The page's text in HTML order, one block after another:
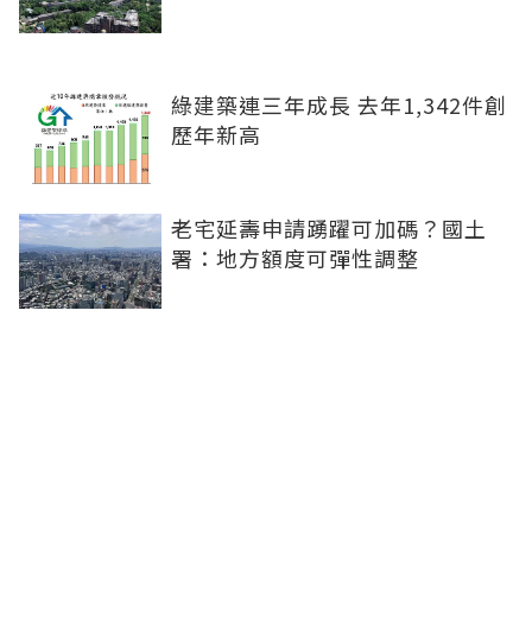
綠建築連三年成長 去年1,342件創
歷年新高
老宅延壽申請踴躍可加碼？國土
署：地方額度可彈性調整